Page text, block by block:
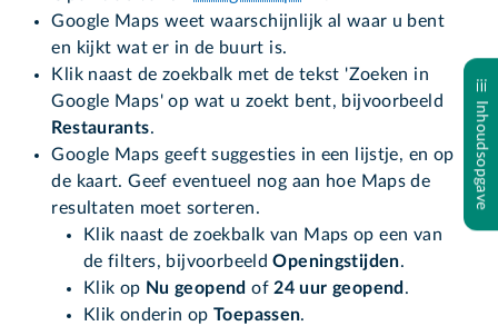
Google Maps weet waarschijnlijk al waar u bent
en kijkt wat er in de buurt is.
Klik naast de zoekbalk met de tekst 'Zoeken in
Google Maps' op wat u zoekt bent, bijvoorbeeld
Restaurants.
Google Maps geeft suggesties in een lijstje, en op
de kaart. Geef eventueel nog aan hoe Maps de
resultaten moet sorteren.
Klik naast de zoekbalk van Maps op een van
de filters, bijvoorbeeldOpeningstijden.
Klik op Nu geopend of24 uur geopend .
Klik onderin op Toepassen.
Inhoudsopgave